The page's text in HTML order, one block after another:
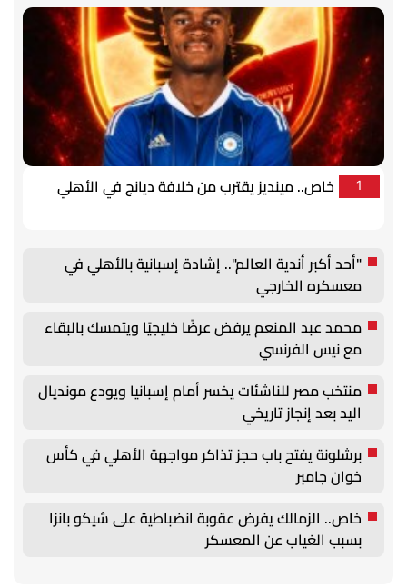
1 خاص.. مينديز يقترب من خلافة ديانج في الأهلي
"أحد أكبر أندية العالم".. إشادة إسبانية بالأهلي في
معسكره الخارجي
محمد عبد المنعم يرفض عرضًا خليجيًا ويتمسك بالبقاء
مع نيس الفرنسي
منتخب مصر للناشئات يخسر أمام إسبانيا ويودع مونديال
اليد بعد إنجاز تاريخي
برشلونة يفتح باب حجز تذاكر مواجهة الأهلي في كأس
خوان جامبر
خاص.. الزمالك يفرض عقوبة انضباطية على شيكو بانزا
بسبب الغياب عن المعسكر